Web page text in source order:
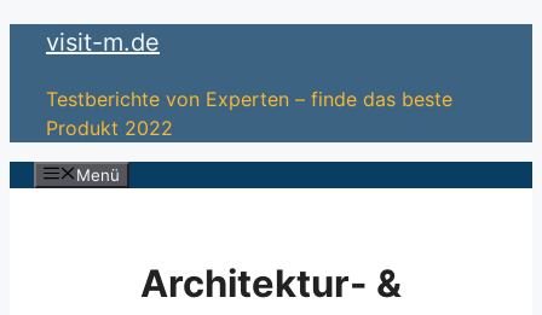
Zum
springen
visit-m.de
Testberichte von Experten – finde das beste
Produkt 2022
Menü
Architektur- &